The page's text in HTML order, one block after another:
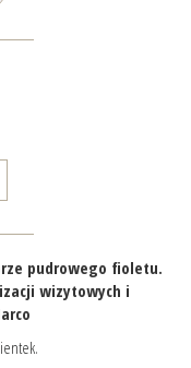
pudrowego fioletu.
wizytowych i